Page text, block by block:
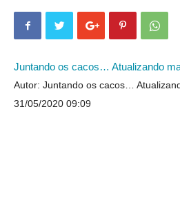
Juntando os cacos… Atualizando
Autor: Juntando os cacos…
31/05/2020 09:09